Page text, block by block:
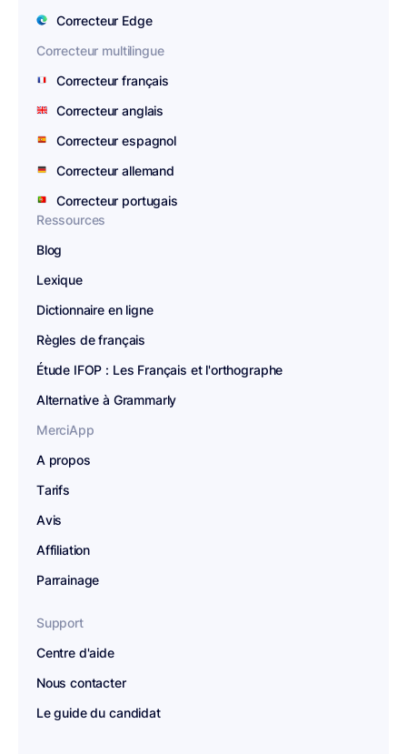
Correcteur Edge
Correcteur multilingue
Correcteur français
Correcteur anglais
Correcteur espagnol
Correcteur allemand
Correcteur portugais
Ressources
Blog
Lexique
Dictionnaire en ligne
Règles de français
Étude IFOP : Les Français et l'orthographe
Alternative à Grammarly
MerciApp
A propos
Tarifs
Avis
Affiliation
Parrainage
Support
Centre d'aide
Nous contacter
Le guide du candidat